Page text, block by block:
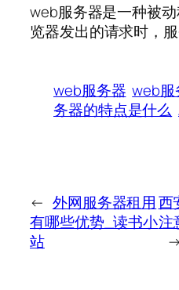
web服务器是一种被
览器发出的请求时，服
web服务器 web服
务器的特点是什么
← 外网服务器租用
有哪些优势_读书小
站
西
注
→